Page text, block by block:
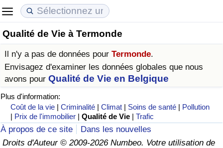
Qualité de Vie à Termonde
Il n'y a pas de données pour Termonde.
Envisagez d'examiner les données globales que nous
avons pour Qualité de Vie en Belgique
Plus d'information:
Coût de la vie |Criminalité |Climat | Soins de santé | Pollution
| Prix de l'immobilier |Qualité de Vie |Trafic
À propos de ce site
Dans les nouvelles
Droits d'Auteur © 2009-2026 Numbeo. Votre utilisation de
Coût de la vie
Indice du Coût de la Vie (Actuel)
Indice du Coût de la Vie
Indice du coût de la vie par pays
à Akaba
Prix de l'immobilier
Indice des Prix de l'immobilier (Actuel)
Indice des Prix de l'immobilier
Indice des Prix de l'immobilier par Pays
Qualité de Vie
Indice de Qualité de Vie
Indice de Qualité de Vie (Actuel)
Indice de qualité de vie par pays
Criminalité